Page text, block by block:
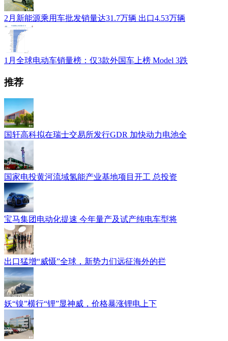
2月新能源乘用车批发销量达31.7万辆 出口4.53万辆
1月全球电动车销量榜：仅3款外国车上榜 Model 3跌
推荐
国轩高科拟在瑞士交易所发行GDR 加快动力电池全
国家电投黄河流域氢能产业基地项目开工 总投资
宝马集团电动化提速 今年量产及试产纯电车型将
出口猛增“威慑”全球，新势力们远征海外的拦
妖“镍”横行“锂”显神威，价格暴涨锂电上下